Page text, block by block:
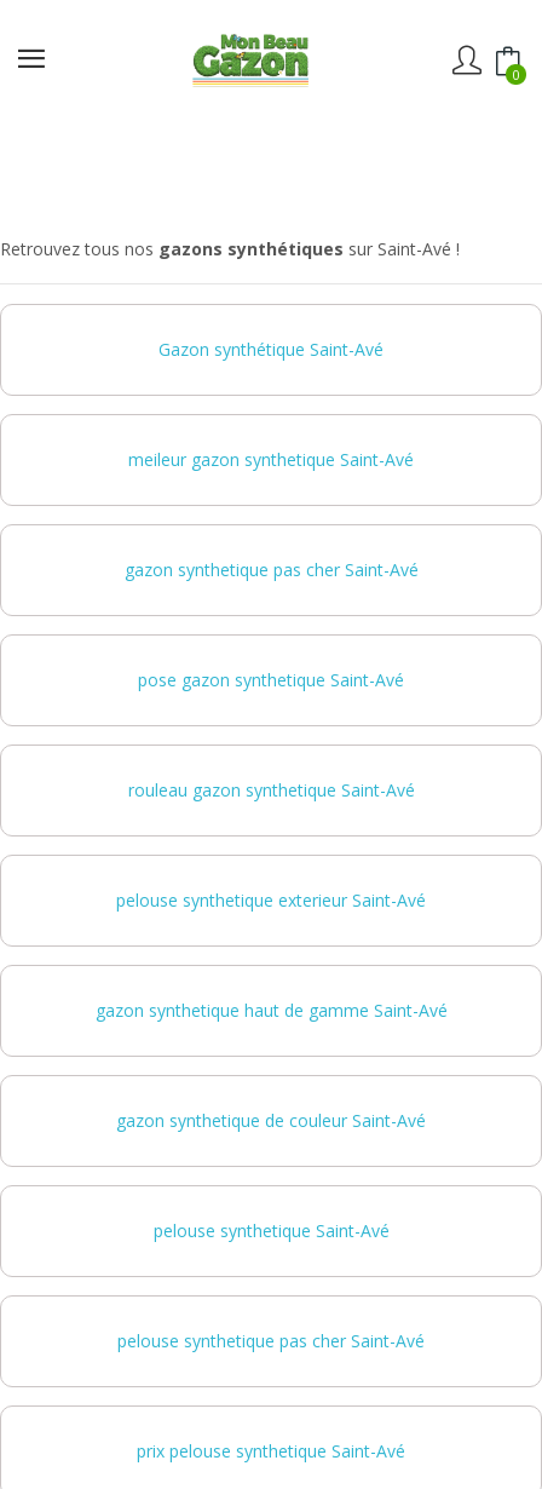
0
Retrouvez tous nos gazons synthétiques sur Saint-Avé !
Gazon synthétique Saint-Avé
meileur gazon synthetique Saint-Avé
gazon synthetique pas cher Saint-Avé
pose gazon synthetique Saint-Avé
rouleau gazon synthetique Saint-Avé
pelouse synthetique exterieur Saint-Avé
gazon synthetique haut de gamme Saint-Avé
gazon synthetique de couleur Saint-Avé
pelouse synthetique Saint-Avé
pelouse synthetique pas cher Saint-Avé
prix pelouse synthetique Saint-Avé